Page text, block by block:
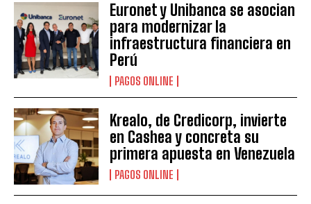
Euronet y Unibanca se asocian
para modernizar la
infraestructura financiera en
Perú
PAGOS ONLINE
Krealo, de Credicorp, invierte
en Cashea y concreta su
primera apuesta en Venezuela
PAGOS ONLINE